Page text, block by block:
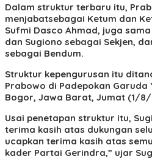
Dalam struktur terbaru itu,
menjabatsebagai Ketum dan
Sufmi Dasco Ahmad, juga
dan Sugiono sebagai Sekjen,
sebagai Bendum.
Struktur kepengurusan itu
Prabowo di Padepokan Garuda
Bogor, Jawa Barat, Jumat (1/8/
Usai penetapan struktur itu,
terima kasih atas dukungan
ucapkan terima kasih atas
kader Partai Gerindra,” ujar